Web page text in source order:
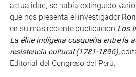
actualidad, se había extinguido
que nos presenta el investigador
en su más reciente publicación Los
La élite indígena cusqueña entre la
resistencia cultural (1781-1896),
Editorial del Congreso del Perú.